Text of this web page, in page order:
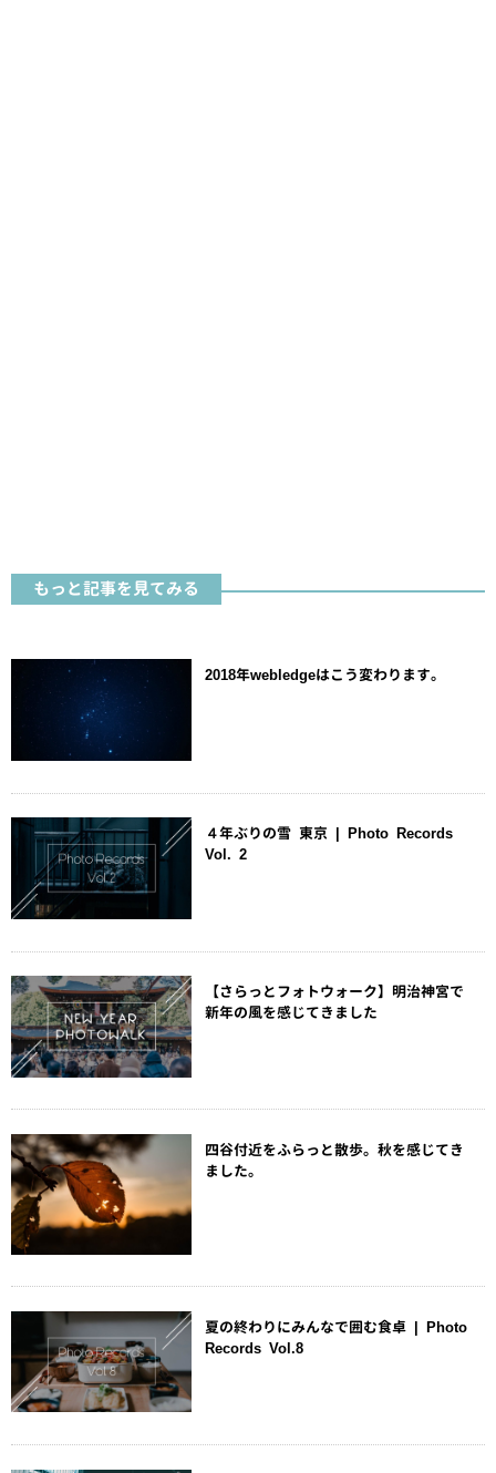
もっと記事を見てみる
2018年webledgeはこう変わります。
４年ぶりの雪 東京 | Photo Records
Vol. 2
【さらっとフォトウォーク】明治神宮で
新年の風を感じてきました
四谷付近をふらっと散歩。秋を感じてき
ました。
夏の終わりにみんなで囲む食卓 | Photo
Records Vol.8